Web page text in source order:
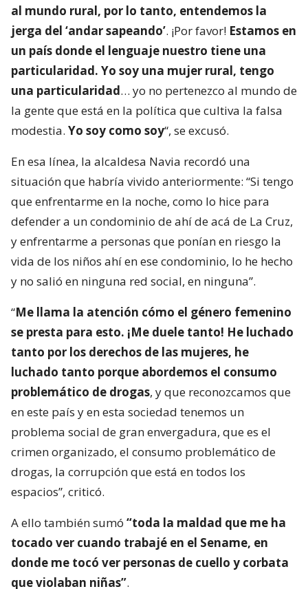
al mundo rural, por lo tanto, entendemos la
jerga del ‘andar sapeando’. ¡Por favor! Estamos en
un país donde el lenguaje nuestro tiene una
particularidad. Yo soy una mujer rural, tengo
una particularidad… yo no pertenezco al mundo de
la gente que está en la política que cultiva la falsa
modestia. Yo soy como soy“, se excusó.
En esa línea, la alcaldesa Navia recordó una
situación que habría vivido anteriormente: “Si tengo
que enfrentarme en la noche, como lo hice para
defender a un condominio de ahí de acá de La Cruz,
y enfrentarme a personas que ponían en riesgo la
vida de los niños ahí en ese condominio, lo he hecho
y no salió en ninguna red social, en ninguna”.
“Me llama la atención cómo el género femenino
se presta para esto. ¡Me duele tanto! He luchado
tanto por los derechos de las mujeres, he
luchado tanto porque abordemos el consumo
problemático de drogas, y que reconozcamos que
en este país y en esta sociedad tenemos un
problema social de gran envergadura, que es el
crimen organizado, el consumo problemático de
drogas, la corrupción que está en todos los
espacios”, criticó.
A ello también sumó “toda la maldad que me ha
tocado ver cuando trabajé en el Sename, en
donde me tocó ver personas de cuello y corbata
que violaban niñas”.